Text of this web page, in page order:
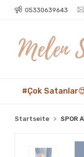
05330639643
#Çok
Startseite SPOR